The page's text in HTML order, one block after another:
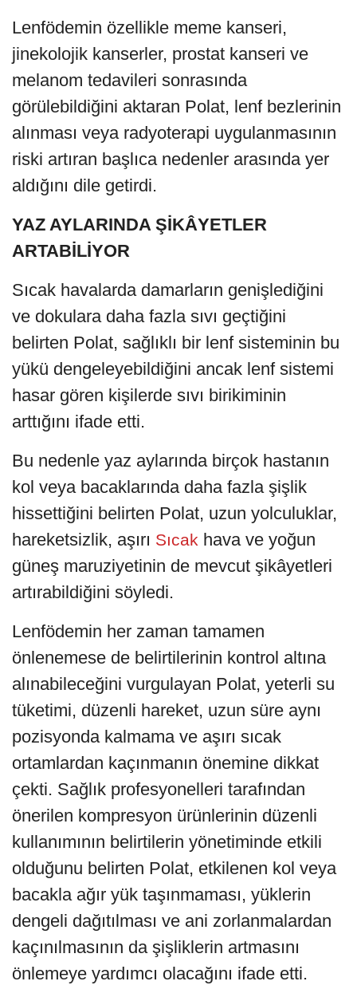
Lenfödemin özellikle meme kanseri,
jinekolojik kanserler, prostat kanseri ve
melanom tedavileri sonrasında
görülebildiğini aktaran Polat, lenf bezlerinin
alınması veya radyoterapi uygulanmasının
riski artıran başlıca nedenler arasında yer
aldığını dile getirdi.
YAZ AYLARINDA ŞİKÂYETLER
ARTABİLİYOR
Sıcak havalarda damarların genişlediğini
ve dokulara daha fazla sıvı geçtiğini
belirten Polat, sağlıklı bir lenf sisteminin bu
yükü dengeleyebildiğini ancak lenf sistemi
hasar gören kişilerde sıvı birikiminin
arttığını ifade etti.
Bu nedenle yaz aylarında birçok hastanın
kol veya bacaklarında daha fazla şişlik
hissettiğini belirten Polat, uzun yolculuklar,
hareketsizlik, aşırı Sıcak hava ve yoğun
güneş maruziyetinin de mevcut şikâyetleri
artırabildiğini söyledi.
Lenfödemin her zaman tamamen
önlenemese de belirtilerinin kontrol altına
alınabileceğini vurgulayan Polat, yeterli su
tüketimi, düzenli hareket, uzun süre aynı
pozisyonda kalmama ve aşırı sıcak
ortamlardan kaçınmanın önemine dikkat
çekti. Sağlık profesyonelleri tarafından
önerilen kompresyon ürünlerinin düzenli
kullanımının belirtilerin yönetiminde etkili
olduğunu belirten Polat, etkilenen kol veya
bacakla ağır yük taşınmaması, yüklerin
dengeli dağıtılması ve ani zorlanmalardan
kaçınılmasının da şişliklerin artmasını
önlemeye yardımcı olacağını ifade etti.